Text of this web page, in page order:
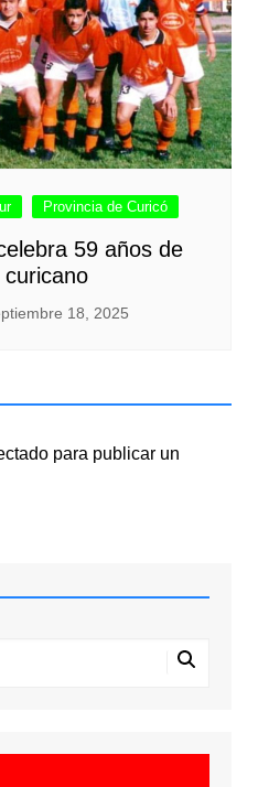
Provincia de Curicó
59 años de
18, 2025
para publicar un